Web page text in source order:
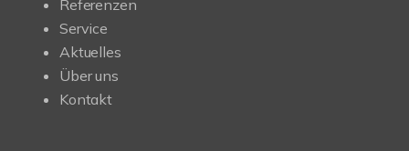
Referenzen
Service
Aktuelles
Über uns
Kontakt